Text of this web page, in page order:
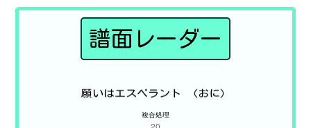
譜面レーダー